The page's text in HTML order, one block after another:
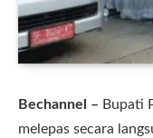
Bechannel – Bupati
melepas secara